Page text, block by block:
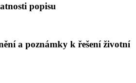
popisu
a poznámky k řešení životní